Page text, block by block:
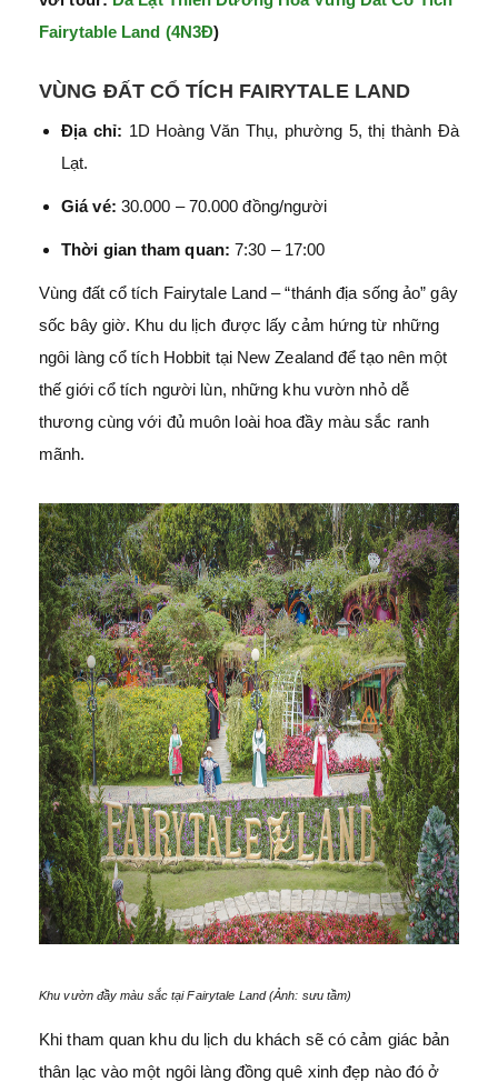
Fairytable Land (4N3Đ)
VÙNG ĐẤT CỔ TÍCH FAIRYTALE LAND
Địa chỉ: 1D Hoàng Văn Thụ, phường 5, thị thành Đà
Lạt.
Giá vé: 30.000 – 70.000 đồng/người
Thời gian tham quan: 7:30 – 17:00
Vùng đất cổ tích Fairytale Land – “thánh địa sống ảo” gây
sốc bây giờ. Khu du lịch được lấy cảm hứng từ những
ngôi làng cổ tích Hobbit tại New Zealand để tạo nên một
thế giới cổ tích người lùn, những khu vườn nhỏ dễ
thương cùng với đủ muôn loài hoa đầy màu sắc ranh
mãnh.
Khu vườn đầy màu sắc tại Fairytale Land (Ảnh: sưu tầm)
Khi tham quan khu du lịch du khách sẽ có cảm giác bản
thân lạc vào một ngôi làng đồng quê xinh đẹp nào đó ở